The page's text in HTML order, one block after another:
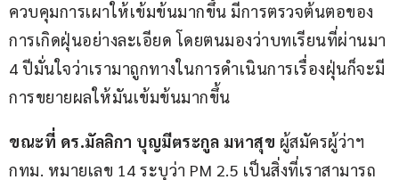
ควบคุมการเผาให้เข้มข้นมากขึ้น มีการตรวจต้นตอของ
การเกิดฝุ่นอย่างละเอียด โดยตนมองว่าบทเรียนที่ผ่านมา
4 ปีมั่นใจว่าเรามาถูกทางในการดำเนินการเรื่องฝุ่นก็จะมี
การขยายผลให้มันเข้มข้นมากขึ้น
ขณะที่ ดร.มัลลิกา บุญมีตระกูล มหาสุข ผู้สมัครผู้ว่าฯ
กทม. หมายเลข 14 ระบุว่า PM 2.5 เป็นสิ่งที่เราสามารถ